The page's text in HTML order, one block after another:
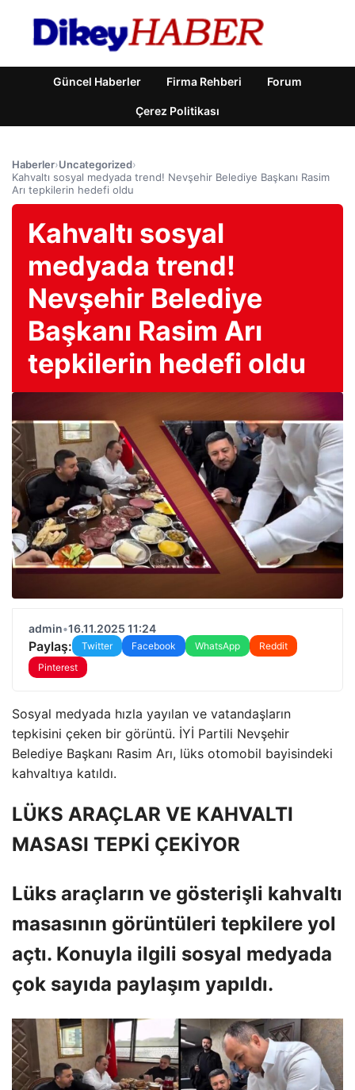
Güncel Haberler Firma Rehberi Forum
Çerez Politikası
Haberler›Uncategorized›
Kahvaltı sosyal medyada trend! Nevşehir Belediye Başkanı Rasim
Arı tepkilerin hedefi oldu
Kahvaltı sosyal
medyada trend!
Nevşehir Belediye
Başkanı Rasim Arı
tepkilerin hedefi oldu
admin•16.11.2025 11:24
Paylaş: Twitter Facebook WhatsApp
Reddit
Pinterest
Sosyal medyada hızla yayılan ve vatandaşların
tepkisini çeken bir görüntü. İYİ Partili Nevşehir
Belediye Başkanı Rasim Arı, lüks otomobil bayisindeki
kahvaltıya katıldı.
LÜKS ARAÇLAR VE KAHVALTI
MASASI TEPKİ ÇEKİYOR
Lüks araçların ve gösterişli kahvaltı
masasının görüntüleri tepkilere yol
açtı. Konuyla ilgili sosyal medyada
çok sayıda paylaşım yapıldı.